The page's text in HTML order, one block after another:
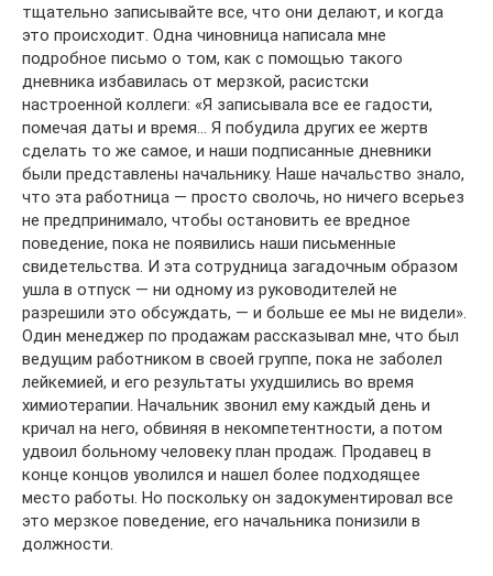
тщательно записывайте все, что они делают, и когда
это происходит. Одна чиновница написала мне
подробное письмо о том, как с помощью такого
дневника избавилась от мерзкой, расистски
настроенной коллеги: «Я записывала все ее гадости,
помечая даты и время… Я побудила других ее жертв
сделать то же самое, и наши подписанные дневники
были представлены начальнику. Наше начальство знало,
что эта работница — просто сволочь, но ничего всерьез
не предпринимало, чтобы остановить ее вредное
поведение, пока не появились наши письменные
свидетельства. И эта сотрудница загадочным образом
ушла в отпуск — ни одному из руководителей не
разрешили это обсуждать, — и больше ее мы не видели».
Один менеджер по продажам рассказывал мне, что был
ведущим работником в своей группе, пока не заболел
лейкемией, и его результаты ухудшились во время
химиотерапии. Начальник звонил ему каждый день и
кричал на него, обвиняя в некомпетентности, а потом
удвоил больному человеку план продаж. Продавец в
конце концов уволился и нашел более подходящее
место работы. Но поскольку он задокументировал все
это мерзкое поведение, его начальника понизили в
должности.